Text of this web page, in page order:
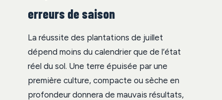
erreurs de saison
La réussite des plantations de juillet
dépend moins du calendrier que de l’état
réel du sol. Une terre épuisée par une
première culture, compacte ou sèche en
profondeur donnera de mauvais résultats,